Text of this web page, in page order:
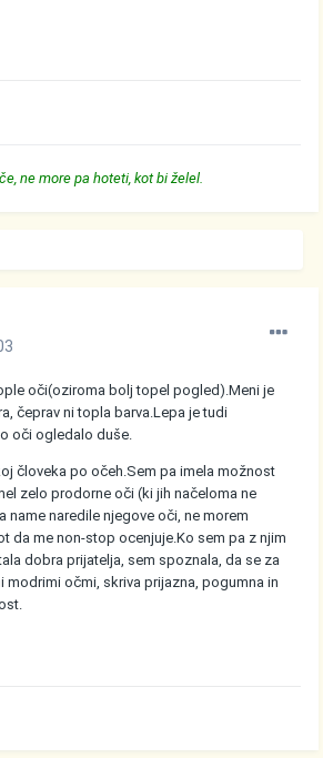
ne more pa hoteti, kot bi želel.
oči(oziroma bolj topel pogled).Meni je
čeprav ni topla barva.Lepa je tudi
oči ogledalo duše.
človeka po očeh.Sem pa imela možnost
zelo prodorne oči (ki jih načeloma ne
name naredile njegove oči, ne morem
da me non-stop ocenjuje.Ko sem pa z njim
dobra prijatelja, sem spoznala, da se za
modrimi očmi, skriva prijazna, pogumna in